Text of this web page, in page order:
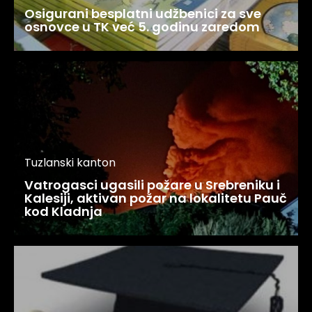
Osigurani besplatni udžbenici za sve
osnovce u TK već 5. godinu zaredom
Tuzlanski kanton
Vatrogasci ugasili požare u Srebreniku i
Kalesiji, aktivan požar na lokalitetu Pauč
kod Kladnja